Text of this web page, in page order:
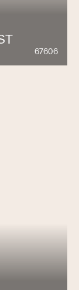
67606